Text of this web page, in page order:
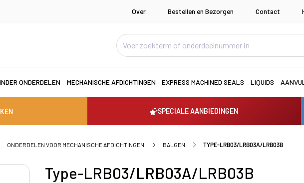
Over Bestellen en Bezorgen Contact
ONDERDELEN MECHANISCHE AFDICHTINGEN EXPRESS MACHINED SEALS LIQUIDS
SPECIALE AANBIEDINGEN
ONDERDELEN VOOR MECHANISCHE AFDICHTINGEN BALGEN TYPE-LRB03/LRB03A/LRB03B
Type-LRB03/LRB03A/LRB03B